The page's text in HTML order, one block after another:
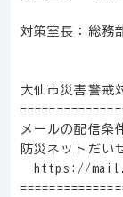
対策室長：総
大仙市災害警戒
メールの配信条
防災ネットだい
https://